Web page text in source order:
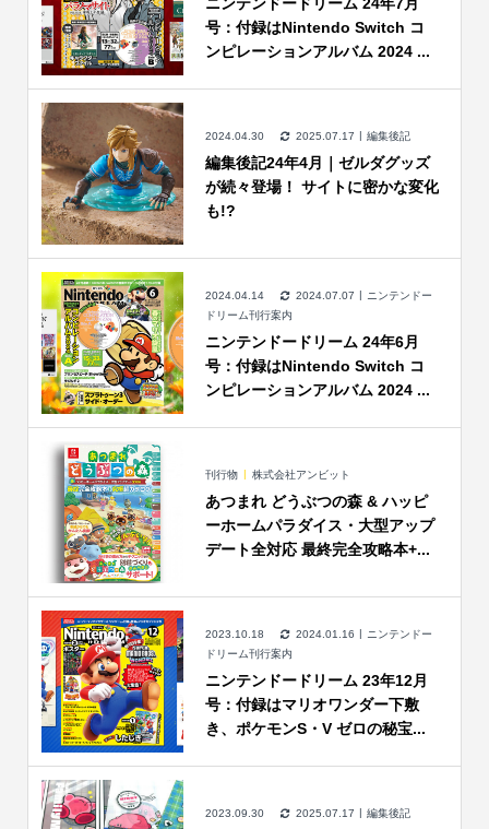
号：付録はNintendo Switch コ
ンピレーションアルバム 2024 ...
2024.04.30 2025.07.17 編集後記
編集後記24年4月｜ゼルダグッズ
が続々登場！ サイトに密かな変化
も!?
2024.04.14 2024.07.07
ニンテンドー
ドリーム刊行案内
ニンテンドードリーム 24年6月
号：付録はNintendo Switch コ
ンピレーションアルバム 2024 ...
刊行物 株式会社アンビット
あつまれ どうぶつの森 & ハッピ
ーホームパラダイス・大型アップ
デート全対応 最終完全攻略本+...
2023.10.18 2024.01.16
ニンテンドー
ドリーム刊行案内
ニンテンドードリーム 23年12月
号：付録はマリオワンダー下敷
き、ポケモンS・V ゼロの秘宝...
2023.09.30 2025.07.17 編集後記